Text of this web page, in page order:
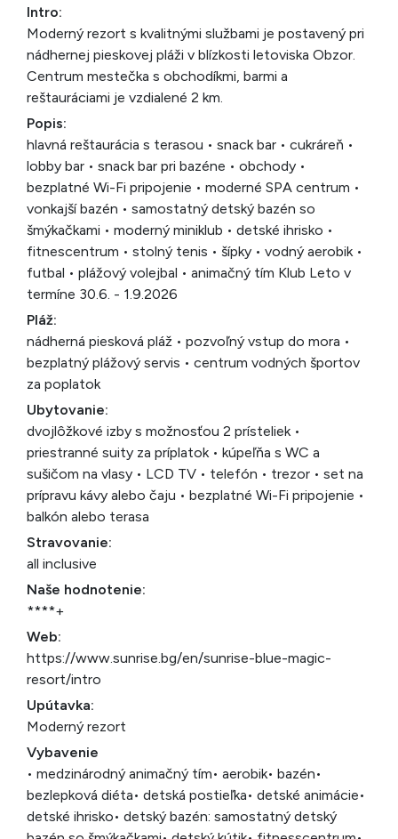
Intro:
Moderný rezort s kvalitnými službami je postavený pri
nádhernej pieskovej pláži v blízkosti letoviska Obzor.
Centrum mestečka s obchodíkmi, barmi a
reštauráciami je vzdialené 2 km.
Popis:
hlavná reštaurácia s terasou • snack bar • cukráreň •
lobby bar • snack bar pri bazéne • obchody •
bezplatné Wi-Fi pripojenie • moderné SPA centrum •
vonkajší bazén • samostatný detský bazén so
šmýkačkami • moderný miniklub • detské ihrisko •
fitnescentrum • stolný tenis • šípky • vodný aerobik •
futbal • plážový volejbal • animačný tím Klub Leto v
termíne 30.6. - 1.9.2026
Pláž:
nádherná piesková pláž • pozvoľný vstup do mora •
bezplatný plážový servis • centrum vodných športov
za poplatok
Ubytovanie:
dvojlôžkové izby s možnosťou 2 prísteliek •
priestranné suity za príplatok • kúpeľňa s WC a
sušičom na vlasy • LCD TV • telefón • trezor • set na
prípravu kávy alebo čaju • bezplatné Wi-Fi pripojenie •
balkón alebo terasa
Stravovanie:
all inclusive
Naše hodnotenie:
****+
Web:
https://www.sunrise.bg/en/sunrise-blue-magic-
resort/intro
Upútavka:
Moderný rezort
Vybavenie
• medzinárodný animačný tím• aerobik• bazén•
bezlepková diéta• detská postieľka• detské animácie•
detské ihrisko• detský bazén: samostatný detský